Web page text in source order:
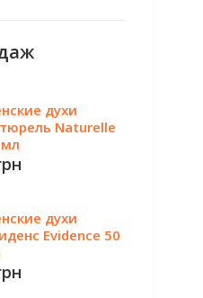
духи
Naturelle
духи
Evidence 50